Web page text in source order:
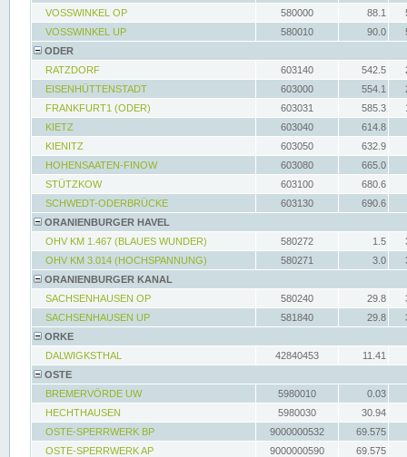
VOSSWINKEL OP
580000 88.1
VOSSWINKEL UP
580010 90.0
ODER
RATZDORF
603140 542.5
EISENHÜTTENSTADT
603000 554.1
FRANKFURT1 (ODER)
603031 585.3
KIETZ
603040
614.8
KIENITZ
603050
632.9
HOHENSAATEN-FINOW
603080
665.0
STÜTZKOW
603100
680.6
SCHWEDT-ODERBRÜCKE
603130
690.6
ORANIENBURGER HAVEL
OHV KM 1.467 (BLAUES WUNDER)
580272 1.5
OHV KM 3.014 (HOCHSPANNUNG)
580271 3.0
ORANIENBURGER KANAL
SACHSENHAUSEN OP
580240 29.8
SACHSENHAUSEN UP
581840 29.8
ORKE
DALWIGKSTHAL
42840453
11.41
OSTE
BREMERVÖRDE UW
5980010
0.03
HECHTHAUSEN
5980030
30.94
OSTE-SPERRWERK BP
9000000532
69.575
OSTE-SPERRWERK AP
9000000590
69.575